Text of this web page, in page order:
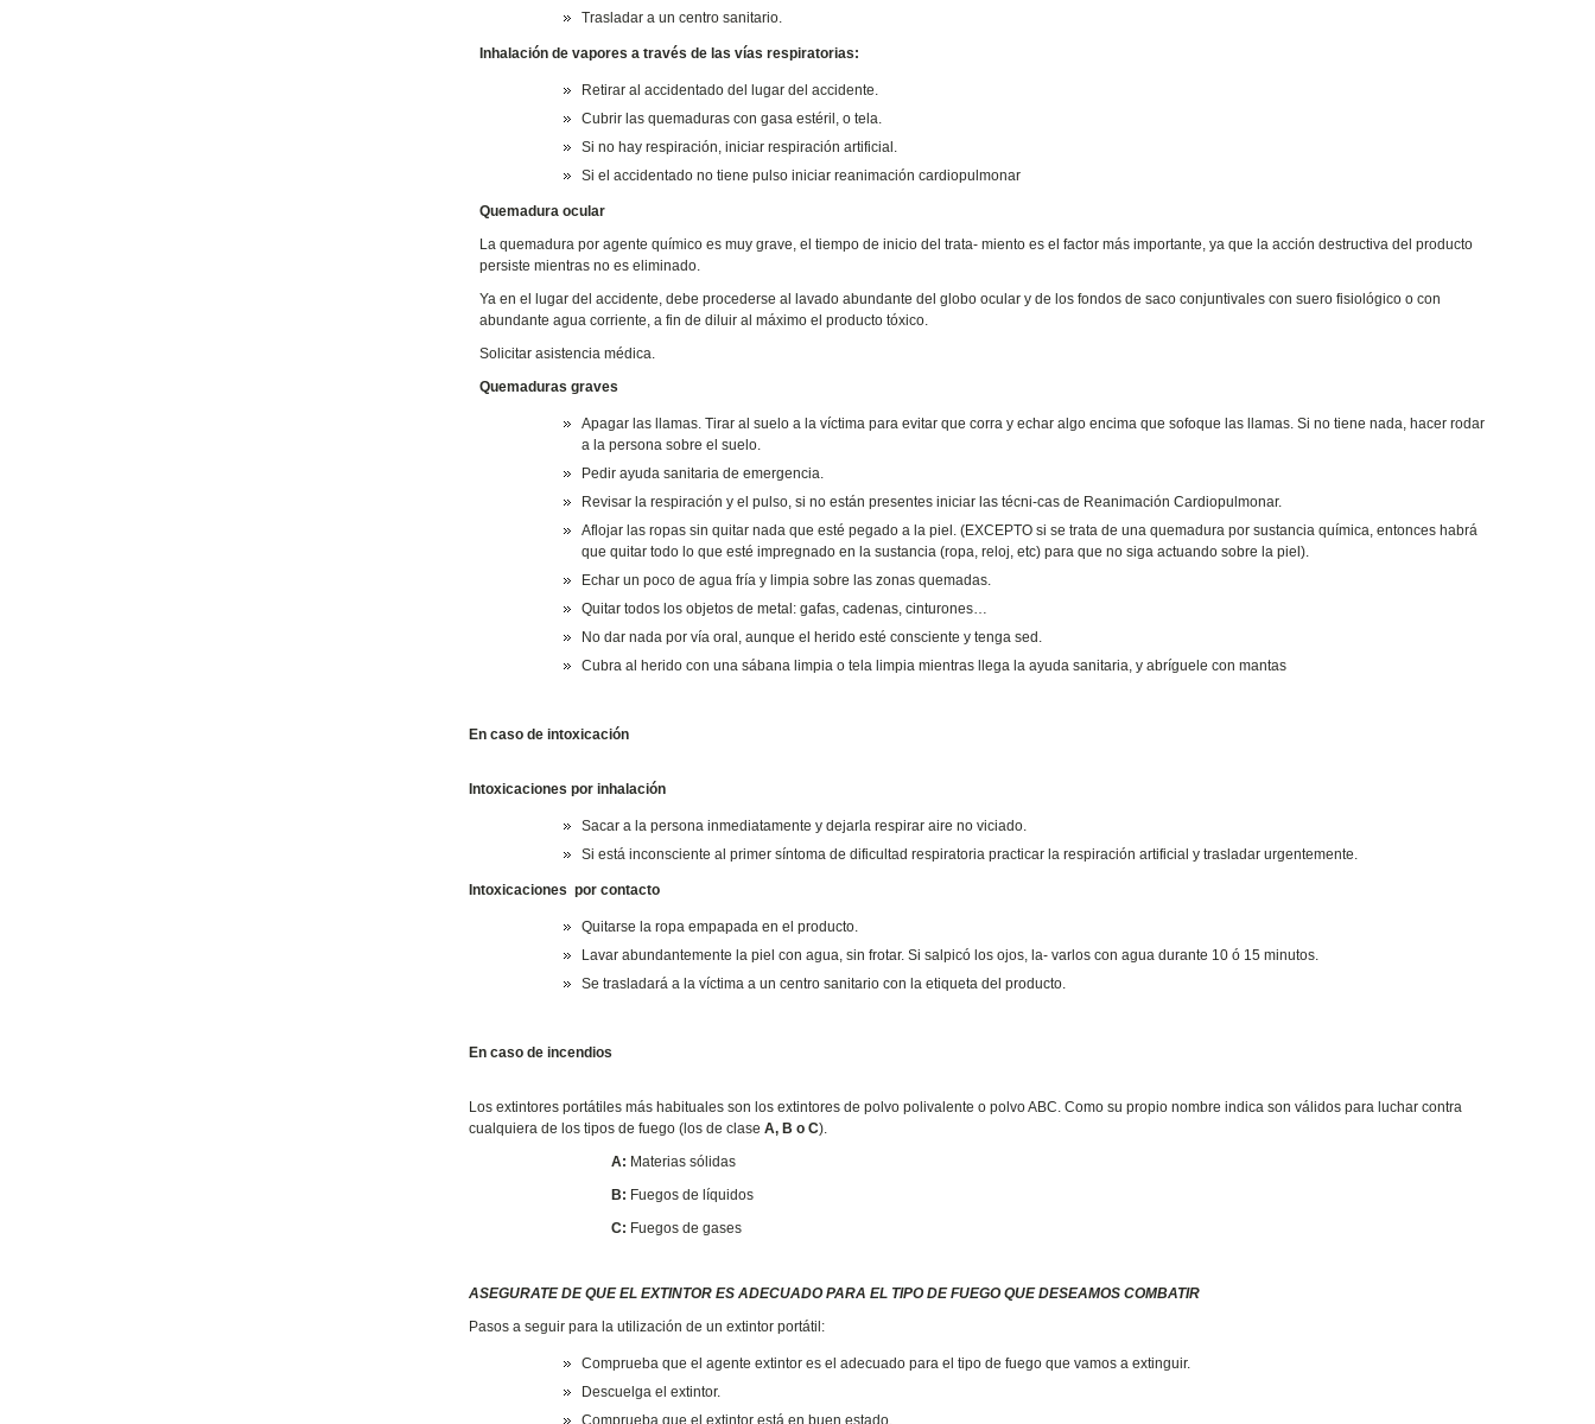
Trasladar a un centro sanitario.
Inhalación de vapores a través de las vías respiratorias:
Retirar al accidentado del lugar del accidente.
Cubrir las quemaduras con gasa estéril, o tela.
Si no hay respiración, iniciar respiración artificial.
Si el accidentado no tiene pulso iniciar reanimación cardiopulmonar
Quemadura ocular
La quemadura por agente químico es muy grave, el tiempo de inicio del trata- miento es el factor más importante, ya que la acción destructiva del producto
persiste mientras no es eliminado.
Ya en el lugar del accidente, debe procederse al lavado abundante del globo ocular y de los fondos de saco conjuntivales con suero fisiológico o con
abundante agua corriente, a fin de diluir al máximo el producto tóxico.
Solicitar asistencia médica.
Quemaduras graves
Apagar las llamas. Tirar al suelo a la víctima para evitar que corra y echar algo encima que sofoque las llamas. Si no tiene nada, hacer rodar
a la persona sobre el suelo.
Pedir ayuda sanitaria de emergencia.
Revisar la respiración y el pulso, si no están presentes iniciar las técni-cas de Reanimación Cardiopulmonar.
Aflojar las ropas sin quitar nada que esté pegado a la piel. (EXCEPTO si se trata de una quemadura por sustancia química, entonces habrá
que quitar todo lo que esté impregnado en la sustancia (ropa, reloj, etc) para que no siga actuando sobre la piel).
Echar un poco de agua fría y limpia sobre las zonas quemadas.
Quitar todos los objetos de metal: gafas, cadenas, cinturones…
No dar nada por vía oral, aunque el herido esté consciente y tenga sed.
Cubra al herido con una sábana limpia o tela limpia mientras llega la ayuda sanitaria, y abríguele con mantas
En caso de intoxicación
Intoxicaciones por inhalación
Sacar a la persona inmediatamente y dejarla respirar aire no viciado.
Si está inconsciente al primer síntoma de dificultad respiratoria practicar la respiración artificial y trasladar urgentemente.
Intoxicaciones por contacto
Quitarse la ropa empapada en el producto.
Lavar abundantemente la piel con agua, sin frotar. Si salpicó los ojos, la- varlos con agua durante 10 ó 15 minutos.
Se trasladará a la víctima a un centro sanitario con la etiqueta del producto.
En caso de incendios
Los extintores portátiles más habituales son los extintores de polvo polivalente o polvo ABC. Como su propio nombre indica son válidos para luchar contra
cualquiera de los tipos de fuego (los de clase A, B o C).
A: Materias sólidas
B: Fuegos de líquidos
C: Fuegos de gases
ASEGURATE DE QUE EL EXTINTOR ES ADECUADO PARA EL TIPO DE FUEGO QUE DESEAMOS COMBATIR
Pasos a seguir para la utilización de un extintor portátil:
Comprueba que el agente extintor es el adecuado para el tipo de fuego que vamos a extinguir.
Descuelga el extintor.